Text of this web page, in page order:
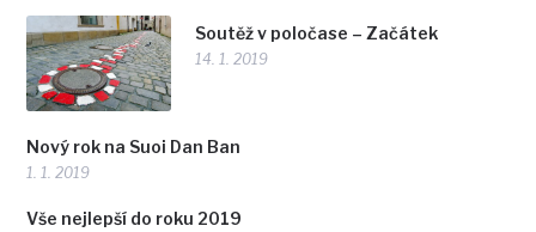
Soutěž v poločase – Začátek
14. 1. 2019
Nový rok na Suoi Dan Ban
1. 1. 2019
Vše nejlepší do roku 2019